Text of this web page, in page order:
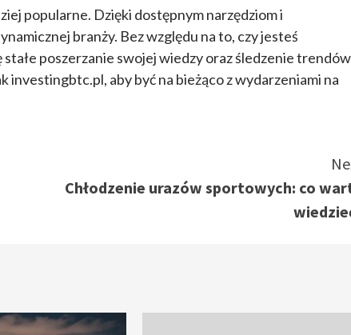
popularne. Dzięki dostępnym narzędziom i
branży. Bez względu na to, czy jesteś
poszerzanie swojej wiedzy oraz śledzenie trendów
aby być na bieżąco z wydarzeniami na
Chłodzenie urazów sportowych: co